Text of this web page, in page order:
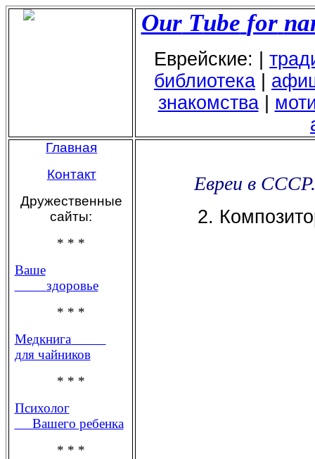
OurТube for
Еврейские: |
библиотека
знакомства|
Главная
Контакт
Дружественные
сайты:
* * *
Ваше
здоровье
* * *
Медкнига
для чайников
* * *
Психолог
Вашего ребенка
* * *
Евреи в
2.